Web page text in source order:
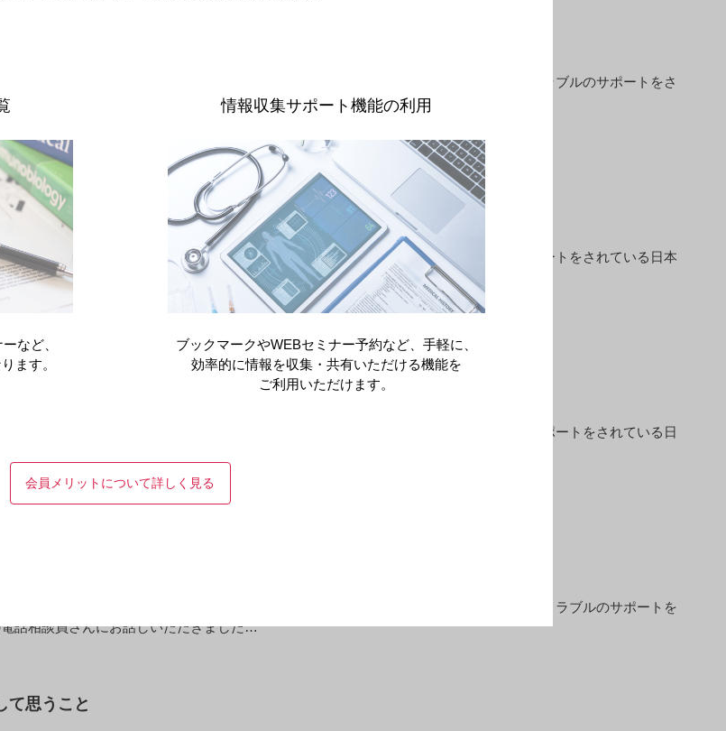
、目標は「排尿症状に振り回されない生活」。そんな患者さんの心の声を、排泄関連トラブルのサポートをさ
相談員さんにお話しいただきました。
医学教育
ションエラー
解できていないことを言えない」、そんな患者さんの本音を、排泄関連トラブルのサポートをされている日本
お話しいただきました。
タッフの介入
トについて説明するなど、メディカルスタッフさんへの期待を、排泄関連トラブルのサポートをされている日
つものの、つけるのが難しい排尿日誌。排尿日誌を付けて貰う工夫について、排泄関連トラブルのサポートを
話相談員さんにお話しいただきました…
て思うこと
など、
ます。
情報収集サポート機能の利用
ブックマークやWEBセミナー予約など、手軽に、
効率的に情報を収集・共有いただける機能を
ご利用いただけます。
会員メリットについて詳しく見る